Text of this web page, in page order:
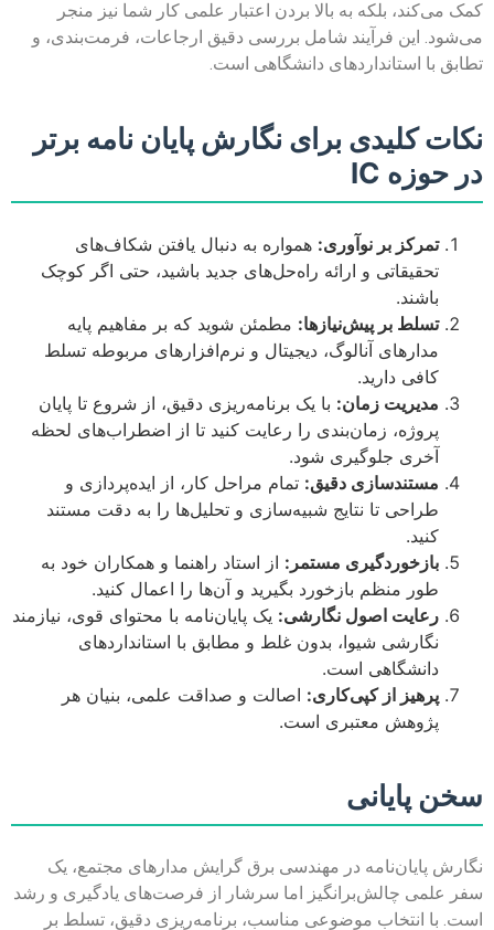
کمک می‌کند، بلکه به بالا بردن اعتبار علمی کار شما نیز منجر
می‌شود. این فرآیند شامل بررسی دقیق ارجاعات، فرمت‌بندی، و
تطابق با استانداردهای دانشگاهی است.
نکات کلیدی برای نگارش پایان نامه برتر
در حوزه IC
تمرکز بر نوآوری: همواره به دنبال یافتن شکاف‌های
تحقیقاتی و ارائه راه‌حل‌های جدید باشید، حتی اگر کوچک
باشند.
تسلط بر پیش‌نیازها: مطمئن شوید که بر مفاهیم پایه
مدارهای آنالوگ، دیجیتال و نرم‌افزارهای مربوطه تسلط
کافی دارید.
مدیریت زمان: با یک برنامه‌ریزی دقیق، از شروع تا پایان
پروژه، زمان‌بندی را رعایت کنید تا از اضطراب‌های لحظه
آخری جلوگیری شود.
مستندسازی دقیق: تمام مراحل کار، از ایده‌پردازی و
طراحی تا نتایج شبیه‌سازی و تحلیل‌ها را به دقت مستند
کنید.
بازخوردگیری مستمر: از استاد راهنما و همکاران خود به
طور منظم بازخورد بگیرید و آن‌ها را اعمال کنید.
رعایت اصول نگارشی: یک پایان‌نامه با محتوای قوی، نیازمند
نگارشی شیوا، بدون غلط و مطابق با استانداردهای
دانشگاهی است.
پرهیز از کپی‌کاری: اصالت و صداقت علمی، بنیان هر
پژوهش معتبری است.
سخن پایانی
نگارش پایان‌نامه در مهندسی برق گرایش مدارهای مجتمع، یک
سفر علمی چالش‌برانگیز اما سرشار از فرصت‌های یادگیری و رشد
است. با انتخاب موضوعی مناسب، برنامه‌ریزی دقیق، تسلط بر